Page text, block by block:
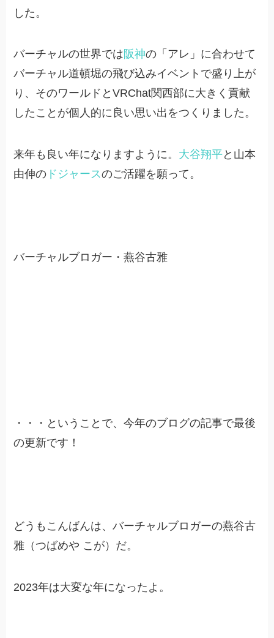
した。
バーチャルの世界では 阪神の「アレ」に合わせて
バーチャル道頓堀の飛び込みイベントで盛り上が
り、そのワールドとVRChat関西部に大きく貢献
したことが個人的に良い思い出をつくりました。
来年も良い年になりますように。 大谷翔平と山本
由伸の ドジャースのご活躍を願って。
バーチャルブロガー・燕谷古雅
・・・ということで、今年のブログの記事で最後
の更新です！
どうもこんばんは、バーチャルブロガーの燕谷古
雅（つばめや こが）だ。
2023年は大変な年になったよ。